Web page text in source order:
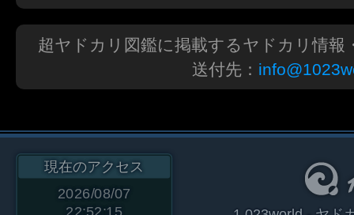
超ヤドカリ図鑑に掲載するヤドカリ情報
送付先：
現在のアクセス
2026/08/07
22:52:15